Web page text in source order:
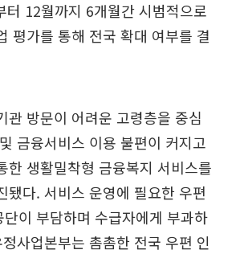
터 12월까지 6개월간 시범적으로
평가를 통해 전국 확대 여부를 결
관 방문이 어려운 고령층을 중심
금융서비스 이용 불편이 커지고
한 생활밀착형 금융복지 서비스를
됐다. 서비스 운영에 필요한 우편
이 부담하며 수급자에게 부과하
사업본부는 촘촘한 전국 우편 인